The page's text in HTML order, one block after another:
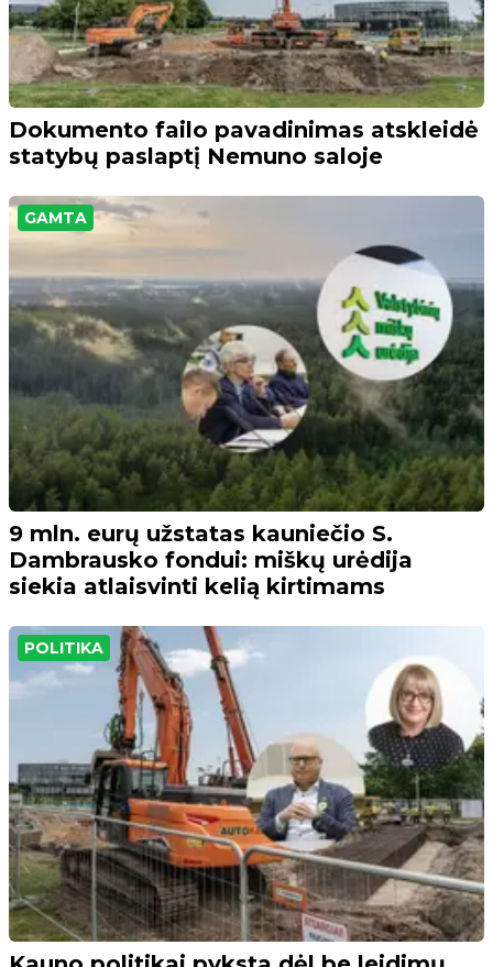
Dokumento failo pavadinimas atskleidė
statybų paslaptį Nemuno saloje
GAMTA
9 mln. eurų užstatas kauniečio S.
Dambrausko fondui: miškų urėdija
siekia atlaisvinti kelią kirtimams
POLITIKA